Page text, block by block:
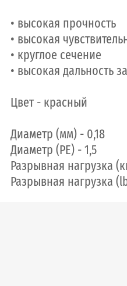
• высокая прочность
• высокая
• круглое сечение
• высокая дальность
Цвет - красный
Диаметр (мм) - 0,18
Диаметр (PE) - 1,5
Разрывная нагрузка
Разрывная нагрузка